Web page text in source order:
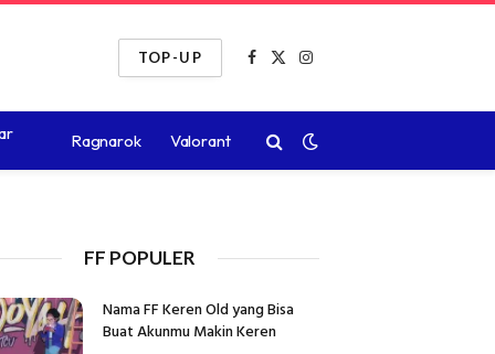
TOP-UP
Facebook
X
Instagram
Ragnarok Valorant
FF POPULER
Nama FF Keren Old yang Bisa
Buat Akunmu Makin Keren